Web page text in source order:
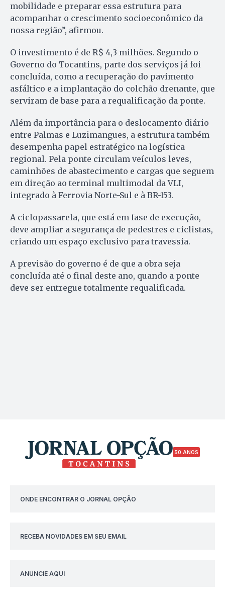
mobilidade e preparar essa estrutura para
acompanhar o crescimento socioeconômico da
nossa região”, afirmou.
O investimento é de R$ 4,3 milhões. Segundo o
Governo do Tocantins, parte dos serviços já foi
concluída, como a recuperação do pavimento
asfáltico e a implantação do colchão drenante, que
serviram de base para a requalificação da ponte.
Além da importância para o deslocamento diário
entre Palmas e Luzimangues, a estrutura também
desempenha papel estratégico na logística
regional. Pela ponte circulam veículos leves,
caminhões de abastecimento e cargas que seguem
em direção ao terminal multimodal da VLI,
integrado à Ferrovia Norte-Sul e à BR-153.
A ciclopassarela, que está em fase de execução,
deve ampliar a segurança de pedestres e ciclistas,
criando um espaço exclusivo para travessia.
A previsão do governo é de que a obra seja
concluída até o final deste ano, quando a ponte
deve ser entregue totalmente requalificada.
50 ANOS
ONDE ENCONTRAR O JORNAL OPÇÃO
RECEBA NOVIDADES EM SEU EMAIL
ANUNCIE AQUI